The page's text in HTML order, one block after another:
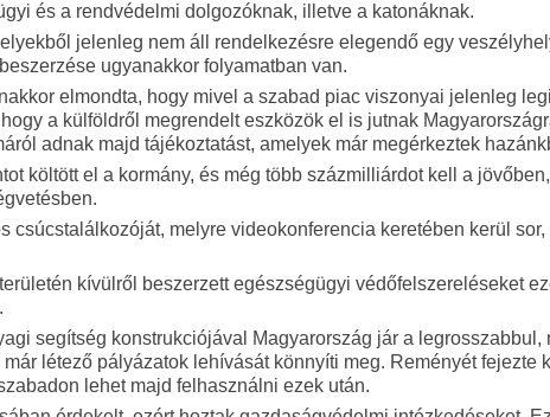
és a rendvédelmi dolgozóknak, illetve a katonáknak.
jelenleg nem áll rendelkezésre elegendő egy
ugyanakkor folyamatban van.
elmondta, hogy mivel a szabad piac viszonyai jelenleg
a külföldről megrendelt eszközök el is jutnak
adnak majd tájékoztatást, amelyek már megérkeztek
költött el a kormány, és még több százmilliárdot kell a
csúcstalálkozóját, melyre videokonferencia keretében kerül sor,
kívülről beszerzett egészségügyi védőfelszereléseket
segítség konstrukciójával Magyarország jár a legrosszabbul,
létező pályázatok lehívását könnyíti meg. Reményét fejezte
lehet majd felhasználni ezek után.